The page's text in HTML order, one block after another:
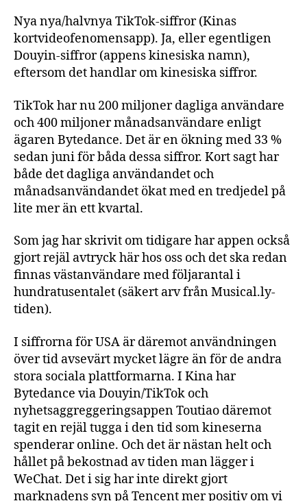
Nya nya/halvnya TikTok-siffror (Kinas
kortvideofenomensapp). Ja, eller egentligen
Douyin-siffror (appens kinesiska namn),
eftersom det handlar om kinesiska siffror.
TikTok har nu 200 miljoner dagliga användare
och 400 miljoner månadsanvändare enligt
ägaren Bytedance. Det är en ökning med 33 %
sedan juni för båda dessa siffror. Kort sagt har
både det dagliga användandet och
månadsanvändandet ökat med en tredjedel på
lite mer än ett kvartal.
Som jag har skrivit om tidigare har appen också
gjort rejäl avtryck här hos oss och det ska redan
finnas västanvändare med följarantal i
hundratusentalet (säkert arv från Musical.ly-
tiden).
I siffrorna för USA är däremot användningen
över tid avsevärt mycket lägre än för de andra
stora sociala plattformarna. I Kina har
Bytedance via Douyin/TikTok och
nyhetsaggreggeringsappen Toutiao däremot
tagit en rejäl tugga i den tid som kineserna
spenderar online. Och det är nästan helt och
hållet på bekostnad av tiden man lägger i
WeChat. Det i sig har inte direkt gjort
marknadens syn på Tencent mer positiv om vi